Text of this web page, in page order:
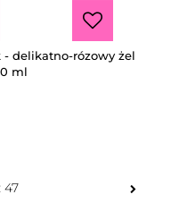
- delikatno-rózowy żel
ml